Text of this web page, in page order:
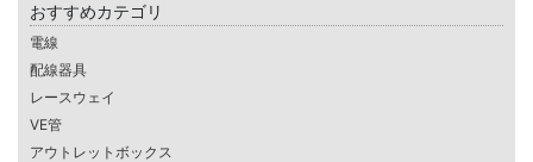
おすすめカテゴリ
電線
配線器具
レースウェイ
VE管
アウトレットボックス